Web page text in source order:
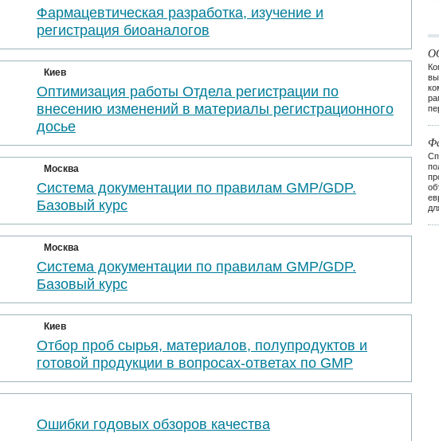
Фармацевтическая разработка, изучение и
регистрация биоаналогов
Киев
Оптимизация работы Отдела регистрации по
внесению изменений в материалы регистрационного
досье
Москва
Система документации по правилам GMP/GDP.
Базовый курс
Москва
Система документации по правилам GMP/GDP.
Базовый курс
Киев
Отбор проб сырья, материалов, полупродуктов и
готовой продукции в вопросах-ответах по GMP
Ошибки годовых обзоров качества